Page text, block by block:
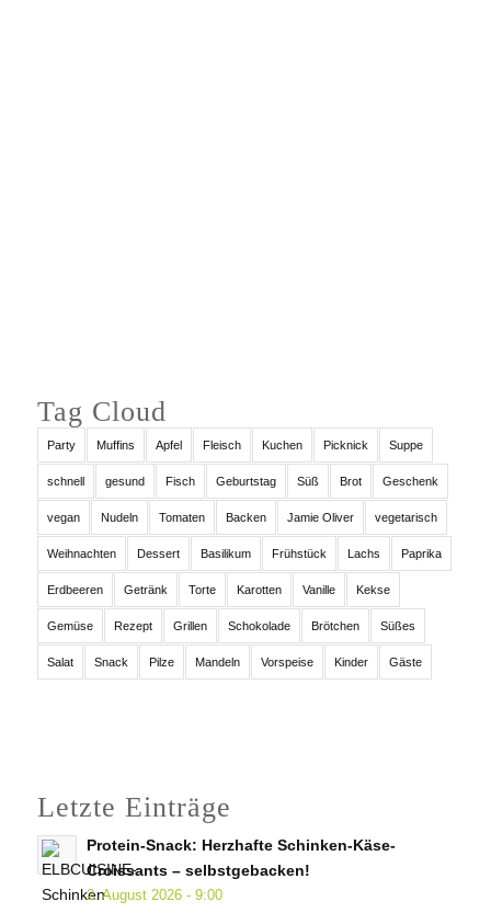
Tag Cloud
Party Muffins Apfel Fleisch Kuchen Picknick Suppe
schnell gesund Fisch Geburtstag Süß Brot Geschenk
vegan Nudeln Tomaten Backen Jamie Oliver vegetarisch
Weihnachten Dessert Basilikum Frühstück Lachs Paprika
Erdbeeren Getränk Torte Karotten Vanille Kekse
Gemüse Rezept Grillen Schokolade Brötchen Süßes
Salat Snack Pilze Mandeln Vorspeise Kinder Gäste
Letzte Einträge
Protein-Snack: Herzhafte Schinken-Käse-
Croissants – selbstgebacken!
2. August 2026 - 9:00